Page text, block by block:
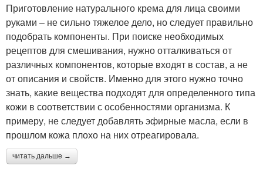
Приготовление натурального крема для лица своими
руками – не сильно тяжелое дело, но следует правильно
подобрать компоненты. При поиске необходимых
рецептов для смешивания, нужно отталкиваться от
различных компонентов, которые входят в состав, а не
от описания и свойств. Именно для этого нужно точно
знать, какие вещества подходят для определенного типа
кожи в соответствии с особенностями организма. К
примеру, не следует добавлять эфирные масла, если в
прошлом кожа плохо на них отреагировала.
читать дальше →